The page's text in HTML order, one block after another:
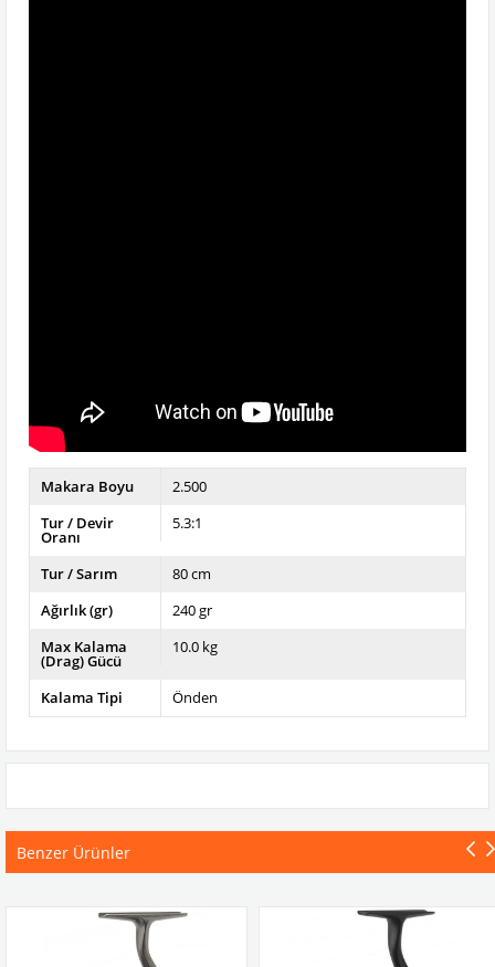
Makara Boyu
2.500
Tur / Devir
Oranı
5.3:1
Tur / Sarım
80 cm
Ağırlık (gr)
240 gr
Max Kalama
(Drag) Gücü
10.0 kg
Kalama Tipi Önden
Benzer Ürünler